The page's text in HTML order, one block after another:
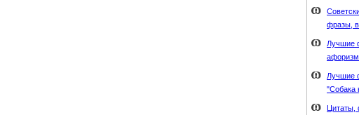
фразы,
Лучшие
Лучшие
"Собака
Цитаты,